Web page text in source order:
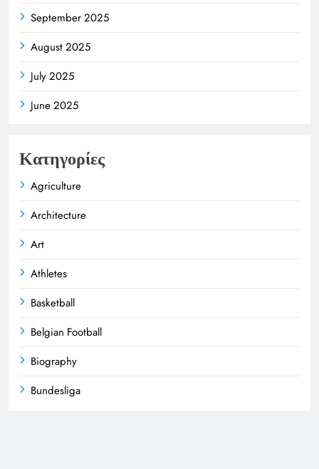
September 2025
August 2025
July 2025
June 2025
Κατηγορίες
Agriculture
Architecture
Art
Athletes
Basketball
Belgian Football
Biography
Bundesliga